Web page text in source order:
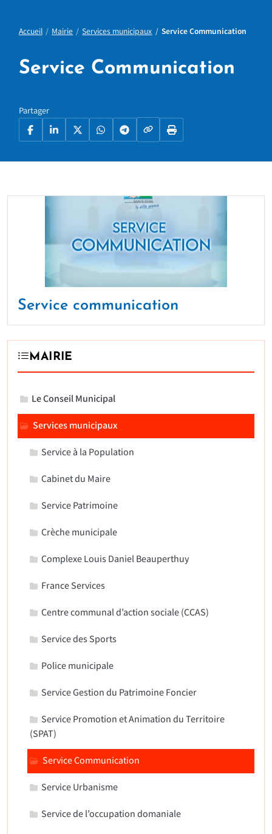
Accueil Mairie Services municipaux Service Communication
Service Communication
Partager
FacebookLinkedIn
X WhatsAppTelegramCopier le lien
Imprimer la page
Service communication
MAIRIE
Le Conseil Municipal
Services municipaux
Service à la Population
Cabinet du Maire
Service Patrimoine
Crèche municipale
Complexe Louis Daniel Beauperthuy
France Services
Centre communal d’action sociale (CCAS)
Service des Sports
Police municipale
Service Gestion du Patrimoine Foncier
Service Promotion et Animation du Territoire
(SPAT)
Service Communication
Service Urbanisme
Service de l’occupation domaniale